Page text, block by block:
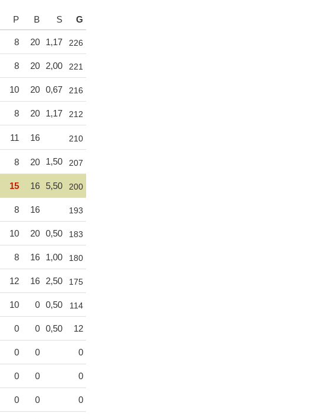
P B S G
8 20 1,17 226
8 20 2,00 221
10 20 0,67 216
8 20 1,17 212
11 16 210
8 20 1,50 207
15 16 5,50 200
8 16 193
10 20 0,50 183
8 16 1,00 180
12 16 2,50 175
10 0 0,50 114
0 0 0,50 12
0 0 0
0 0 0
0 0 0